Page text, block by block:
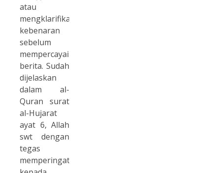
atau
mengklarifikasi
kebenaran
sebelum
mempercayai
berita. Sudah
dijelaskan
dalam al-
Quran surat
al-Hujarat
ayat 6, Allah
swt dengan
tegas
memperingatkan